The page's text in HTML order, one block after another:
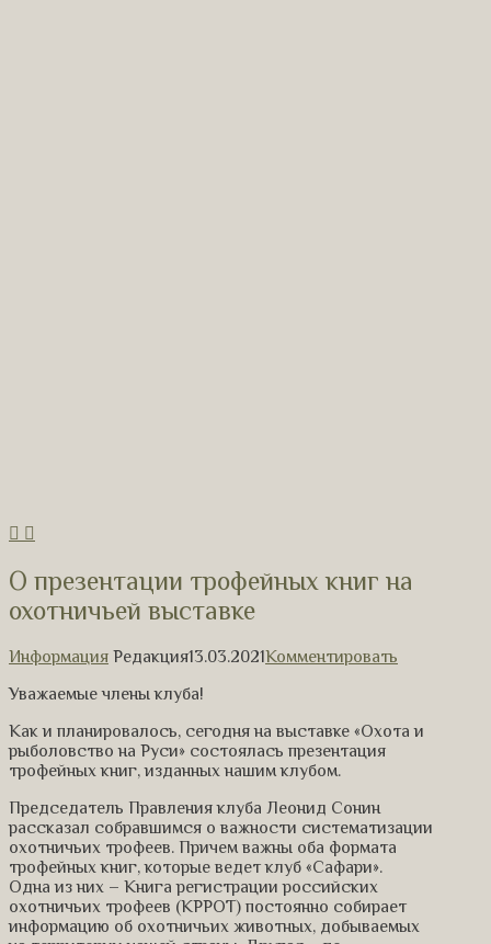
О презентации трофейных книг на
охотничьей выставке
Информация Редакция13.03.2021Комментировать
Уважаемые члены клуба!
Как и планировалось, сегодня на выставке «Охота и
рыболовство на Руси» состоялась презентация
трофейных книг, изданных нашим клубом.
Председатель Правления клуба Леонид Сонин
рассказал собравшимся о важности систематизации
охотничьих трофеев. Причем важны оба формата
трофейных книг, которые ведет клуб «Сафари».
Одна из них – Книга регистрации российских
охотничьих трофеев (КРРОТ) постоянно собирает
информацию об охотничьих животных, добываемых